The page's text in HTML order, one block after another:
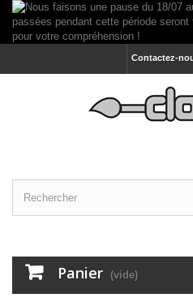
Contactez-
Panier (vide)